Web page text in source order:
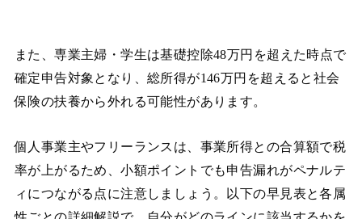
また、専業主婦・学生は基礎控除48万円を超えた時点で
確定申告対象となり、総所得が146万円を超えると社会
保険の扶養から外れる可能性があります。
個人事業主やフリーランスは、事業所得との合算額で税
率が上がるため、小額ポイントでも申告漏れがペナルテ
ィにつながる点に注意しましょう。以下の早見表と各属